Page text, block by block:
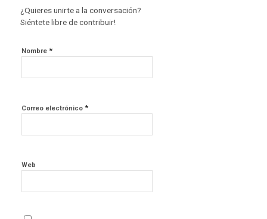
¿Quieres unirte a la conversación?
Siéntete libre de contribuir!
Nombre *
Correo electrónico *
Web